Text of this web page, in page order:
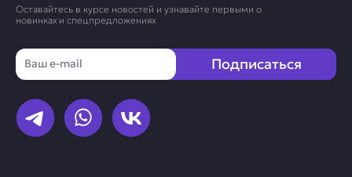
Оставайтесь в курсе новостей и узнавайте первыми о
новинках и спецпредложениях
Email
Подписаться